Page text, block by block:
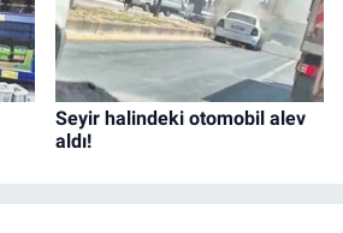
Seyir halindeki otomobil alev
aldı!